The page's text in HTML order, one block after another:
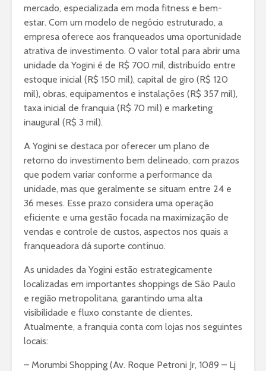
mercado, especializada em moda fitness e bem-
estar. Com um modelo de negócio estruturado, a
empresa oferece aos franqueados uma oportunidade
atrativa de investimento. O valor total para abrir uma
unidade da Yogini é de R$ 700 mil, distribuído entre
estoque inicial (R$ 150 mil), capital de giro (R$ 120
mil), obras, equipamentos e instalações (R$ 357 mil),
taxa inicial de franquia (R$ 70 mil) e marketing
inaugural (R$ 3 mil).
A Yogini se destaca por oferecer um plano de
retorno do investimento bem delineado, com prazos
que podem variar conforme a performance da
unidade, mas que geralmente se situam entre 24 e
36 meses. Esse prazo considera uma operação
eficiente e uma gestão focada na maximização de
vendas e controle de custos, aspectos nos quais a
franqueadora dá suporte contínuo.
As unidades da Yogini estão estrategicamente
localizadas em importantes shoppings de São Paulo
e região metropolitana, garantindo uma alta
visibilidade e fluxo constante de clientes.
Atualmente, a franquia conta com lojas nos seguintes
locais:
– Morumbi Shopping (Av. Roque Petroni Jr, 1089 – Lj